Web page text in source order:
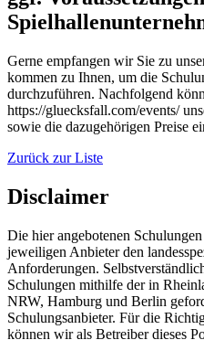
Gerne empfangen wir Sie zu
kommen zu Ihnen, um die
durchzuführen. Nachfolgend
https://gluecksfall.com/events/
sowie die dazugehörigen Preise
Zurück zur Liste
Disclaimer
Die hier angebotenen
jeweiligen Anbieter den
Anforderungen.
Schulungen mithilfe der in
NRW, Hamburg und Berlin
Schulungsanbieter. Für die
können wir als Betreiber dieses